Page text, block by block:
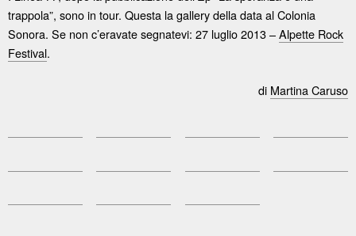
trappola”, sono in tour. Questa la gallery della data al Colonia
Sonora. Se non c’eravate segnatevi: 27 luglio 2013 –Alpette Rock
Festival.
di Martina Caruso